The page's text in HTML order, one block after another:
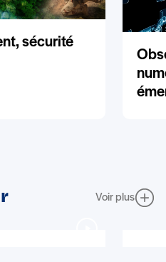
sécurité
Voir plus